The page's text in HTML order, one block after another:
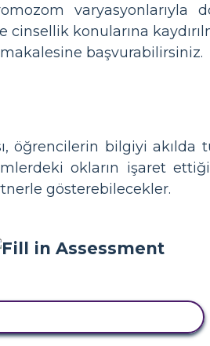
varyasyonlarıyla
cinsellik konularına
başvurabilirsiniz.
öğrencilerin bilgiyi akılda
okların işaret
gösterebilecekler.